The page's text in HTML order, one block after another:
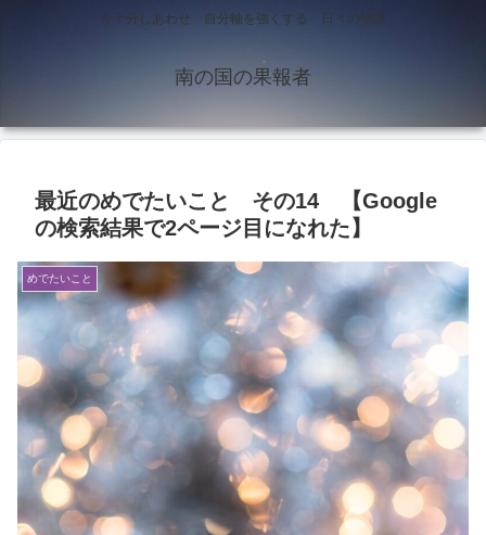
今十分しあわせ 自分軸を強くする 日々の物語
南の国の果報者
最近のめでたいこと その14 【Google
の検索結果で2ページ目になれた】
めでたいこと